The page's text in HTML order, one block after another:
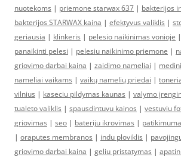
nuotekoms | priemone starwax 637 | bakterijos
bakterijos STARWAX kaina | efektyvus valiklis |
geriausia | klinkeris | pelesio naikinimas vonioje |
panaikinti pelesi | pelesiu naikinimo priemone |
griovimo darbai kaina | zaidimo nameliai |
nameliai vaikams | vaikų namelių priedai |
vilnius | kaseciu pildymas kaunas | valymo
tualeto valiklis | spausdintuvu kainos | vestuviu
griovimas | seo | bateriju ikrovimas |
| oraputes membranos | indu ploviklis |
griovimo darbai kaina | geliu pristatymas |